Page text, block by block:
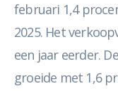
februari 1,4
2025. Het
een jaar eerder.
groeide met 1,6